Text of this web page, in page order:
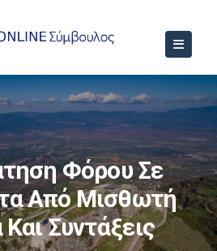
Φόρου Σε
Από Μισθωτή
Συντάξεις